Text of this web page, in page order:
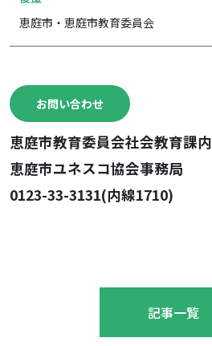
恵庭市・恵庭市教育委員会
お問い合わせ
恵庭市教育委員会社会教育課内
恵庭市ユネスコ協会事務局
0123-33-3131(内線1710)
記事一覧